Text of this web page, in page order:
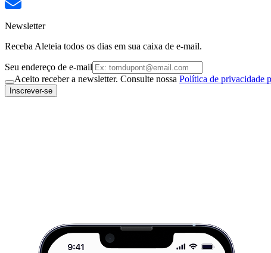
Newsletter
Receba Aleteia todos os dias em sua caixa de e-mail.
Seu endereço de e-mail
Aceito receber a newsletter. Consulte nossa Política de privacidade
Inscrever-se